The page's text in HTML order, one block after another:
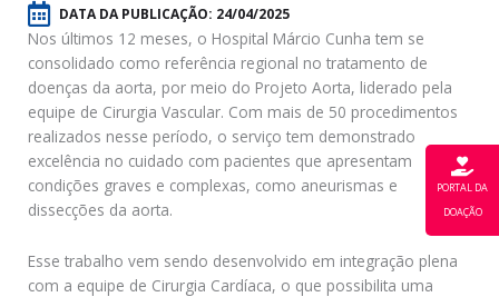
PORTAL DA
DOAÇÃO
DATA DA PUBLICAÇÃO: 24/04/2025
Nos últimos 12 meses, o Hospital Márcio Cunha tem se
consolidado como referência regional no tratamento de
doenças da aorta, por meio do Projeto Aorta, liderado pela
equipe de Cirurgia Vascular. Com mais de 50 procedimentos
realizados nesse período, o serviço tem demonstrado
excelência no cuidado com pacientes que apresentam
condições graves e complexas, como aneurismas e
dissecções da aorta.
Esse trabalho vem sendo desenvolvido em integração plena
com a equipe de Cirurgia Cardíaca, o que possibilita uma